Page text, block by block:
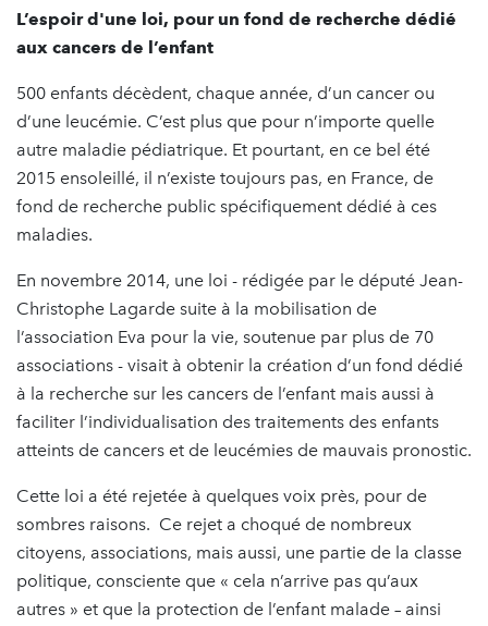
L’espoir d'une loi, pour un fond de recherche dédié
aux cancers de l’enfant
500 enfants décèdent, chaque année, d’un cancer ou
d’une leucémie. C’est plus que pour n’importe quelle
autre maladie pédiatrique. Et pourtant, en ce bel été
2015 ensoleillé, il n’existe toujours pas, en France, de
fond de recherche public spécifiquement dédié à ces
maladies.
En novembre 2014, une loi - rédigée par le député Jean-
Christophe Lagarde suite à la mobilisation de
l’association Eva pour la vie, soutenue par plus de 70
associations - visait à obtenir la création d’un fond dédié
à la recherche sur les cancers de l’enfant mais aussi à
faciliter l’individualisation des traitements des enfants
atteints de cancers et de leucémies de mauvais pronostic.
Cette loi a été rejetée à quelques voix près, pour de
sombres raisons. Ce rejet a choqué de nombreux
citoyens, associations, mais aussi, une partie de la classe
politique, consciente que « cela n’arrive pas qu’aux
autres » et que la protection de l’enfant malade – ainsi